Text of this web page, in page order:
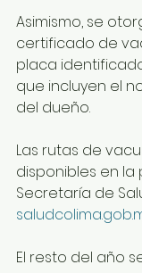
Asimismo, se
certificado de
placa
que incluyen el
del dueño.
Las rutas de
disponibles en
Secretaría de
El resto del año